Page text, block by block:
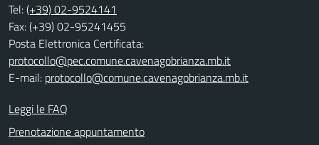
Tel:(+39) 02-9524141
Fax: (+39) 02-95241455
Posta Elettronica Certificata:
protocollo@pec.comune.cavenagobrianza.mb.it
E-mail: protocollo@comune.cavenagobrianza.mb.it
Leggi le FAQ
Prenotazione appuntamento